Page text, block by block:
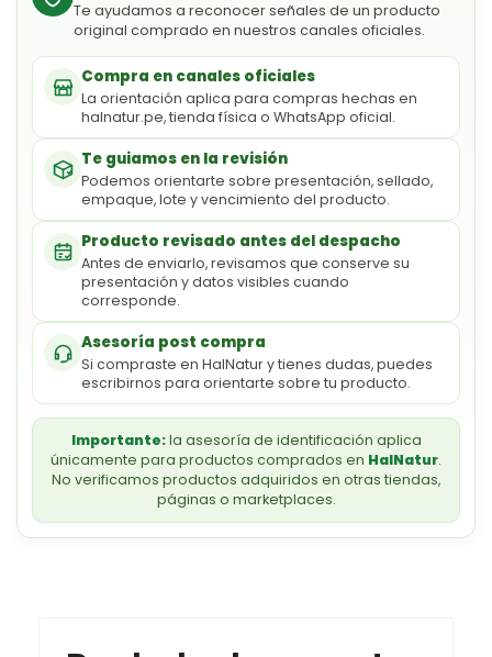
Te ayudamos a reconocer señales de un producto
original comprado en nuestros canales oficiales.
Compra en canales oficiales
La orientación aplica para compras hechas en
halnatur.pe, tienda física o WhatsApp oficial.
Te guiamos en la revisión
Podemos orientarte sobre presentación, sellado,
empaque, lote y vencimiento del producto.
Producto revisado antes del despacho
Antes de enviarlo, revisamos que conserve su
presentación y datos visibles cuando
corresponde.
Asesoría post compra
Si compraste en HalNatur y tienes dudas, puedes
escribirnos para orientarte sobre tu producto.
Importante:la asesoría de identificación aplica
únicamente para productos comprados en HalNatur.
No verificamos productos adquiridos en otras tiendas,
páginas o marketplaces.